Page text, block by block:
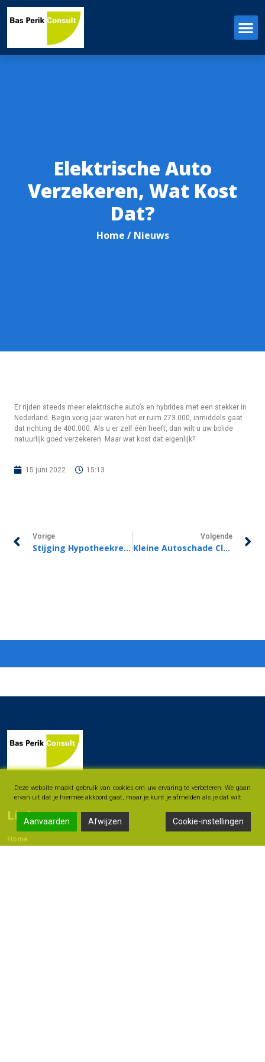
Elektrische Auto
Verzekeren, Wat Kost
Dat?
Home / Nieuws
Er rijden steeds meer elektrische auto’s en hybrides met een stekker in
Nederland. Begin vorig jaar waren het er ruim 273.000, inmiddels gaat
dat richting de 400.000. Als u er zelf één heeft, dan wilt u uw bolide
natuurlijk goed verzekeren. Maar wat kost dat eigenlijk?
15 juni 2022 15:13
Vorige
Stijging Hypotheekrente
Volgende
Kleine Autoschade Claimen Of Niet?
Links
Home
Deze website maakt gebruik van cookies om uw ervaring te verbeteren. We gaan
ervan uit dat je hiermee akkoord gaat, maar je kunt je afmelden als je dat wilt
Aanvaarden Afwijzen Cookie-instellingen